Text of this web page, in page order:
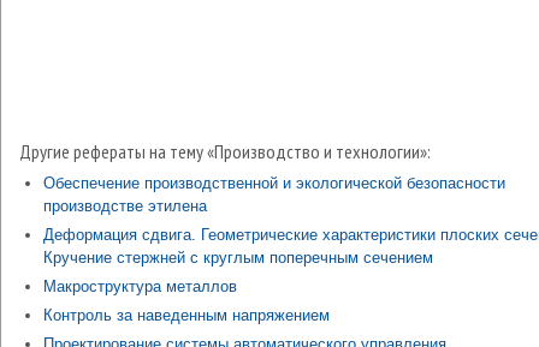
Другие рефераты на тему «Производство и технологии»:
Обеспечение производственной и экологической безопасности
производстве этилена
Деформация сдвига. Геометрические характеристики плоских
Кручение стержней с круглым поперечным сечением
Макроструктура металлов
Контроль за наведенным напряжением